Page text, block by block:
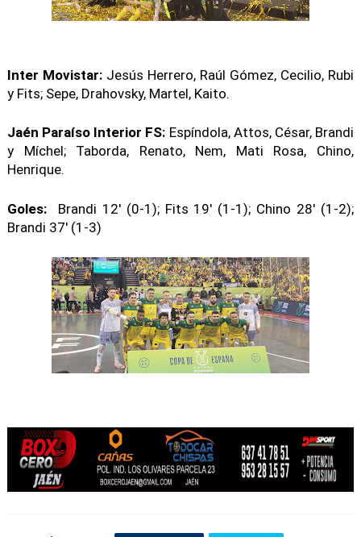
Inter Movistar:Jesús Herrero, Raúl Gómez, Cecilio, Rubi
y Fits; Sepe, Drahovsky, Martel, Kaito.
Jaén Paraíso Interior FS: Espíndola, Attos, César, Brandi
y Míchel; Taborda, Renato, Nem, Mati Rosa, Chino,
Henrique.
Goles:
Brandi 12' (0-1); Fits 19' (1-1); Chino 28' (1-2);
Brandi 37' (1-3)